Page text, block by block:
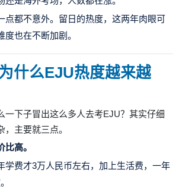
点都不意外。留日的热度，这两年肉眼可
度也在不断加剧。
为什么EJU热度越来越
一下子冒出这么多人去考EJU？其实仔细
主要就三点。
高。
学费才3万人民币左右，加上生活费，一年